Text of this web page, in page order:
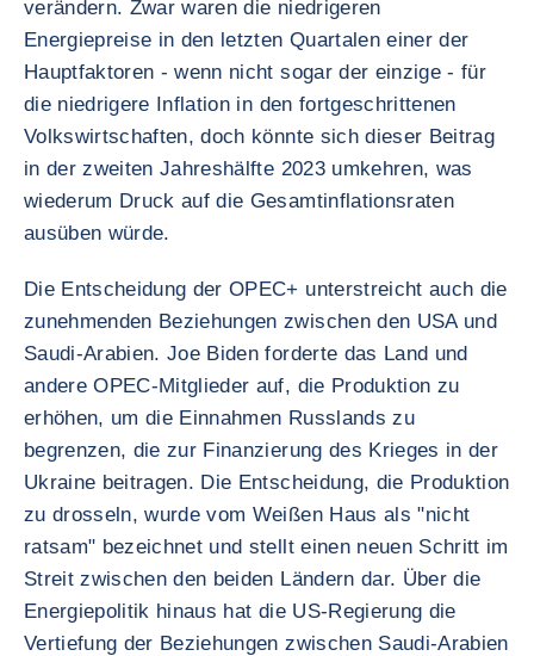
verändern. Zwar waren die niedrigeren
Energiepreise in den letzten Quartalen einer der
Hauptfaktoren - wenn nicht sogar der einzige - für
die niedrigere Inflation in den fortgeschrittenen
Volkswirtschaften, doch könnte sich dieser Beitrag
in der zweiten Jahreshälfte 2023 umkehren, was
wiederum Druck auf die Gesamtinflationsraten
ausüben würde.
Die Entscheidung der OPEC+ unterstreicht auch die
zunehmenden Beziehungen zwischen den USA und
Saudi-Arabien. Joe Biden forderte das Land und
andere OPEC-Mitglieder auf, die Produktion zu
erhöhen, um die Einnahmen Russlands zu
begrenzen, die zur Finanzierung des Krieges in der
Ukraine beitragen. Die Entscheidung, die Produktion
zu drosseln, wurde vom Weißen Haus als "nicht
ratsam" bezeichnet und stellt einen neuen Schritt im
Streit zwischen den beiden Ländern dar. Über die
Energiepolitik hinaus hat die US-Regierung die
Vertiefung der Beziehungen zwischen Saudi-Arabien